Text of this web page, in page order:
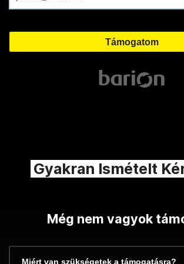
Gyakran Ismételt
Még nem vagyok
Miért van szükségetek a támogatásra?